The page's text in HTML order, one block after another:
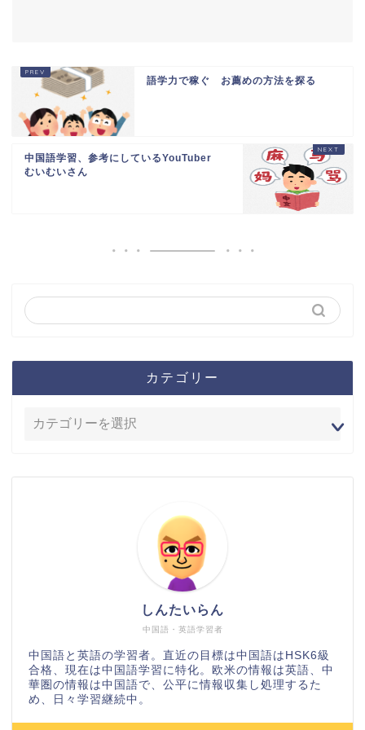
語学力で稼ぐ お薦めの方法を探る
中国語学習、参考にしているYouTuber
むいむいさん
カテゴリー
中国語・英語学習者
しんたいらん
中国語と英語の学習者。直近の目標は中国語はHSK6級
合格、現在は中国語学習に特化。欧米の情報は英語、中
華圏の情報は中国語で、公平に情報収集し処理するた
め、日々学習継続中。